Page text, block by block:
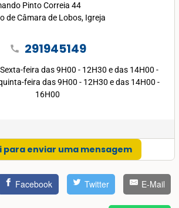
Pinto Correia 44
de Câmara de Lobos, Igreja
call 291945149
feira das 9H00 - 12H30 e das 14H00 -
feira das 9H00 - 12H30 e das 14H00 -
16H00
para enviar uma mensagem
Facebook Twitter E-Mail